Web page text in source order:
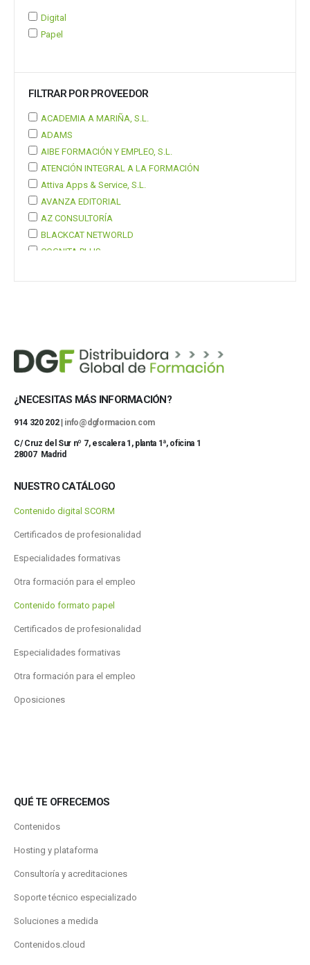
Digital
Papel
FILTRAR POR PROVEEDOR
ACADEMIA A MARIÑA, S.L.
ADAMS
AIBE FORMACIÓN Y EMPLEO, S.L.
ATENCIÓN INTEGRAL A LA FORMACIÓN
Attiva Apps & Service, S.L.
AVANZA EDITORIAL
AZ CONSULTORÍA
BLACKCAT NETWORLD
COGNITA PLUS
Mostrar 37 más
¿NECESITAS MÁS INFORMACIÓN?
914 320 202 | info@dgformacion.com
C/ Cruz del Sur nº 7, escalera 1, planta 1ª, oficina 1
28007 Madrid
NUESTRO CATÁLOGO
Contenido digital SCORM
Certificados de profesionalidad
Especialidades formativas
Otra formación para el empleo
Contenido formato papel
Certificados de profesionalidad
Especialidades formativas
Otra formación para el empleo
Oposiciones
QUÉ TE OFRECEMOS
Contenidos
Hosting y plataforma
Consultoría y acreditaciones
Soporte técnico especializado
Soluciones a medida
Contenidos.cloud